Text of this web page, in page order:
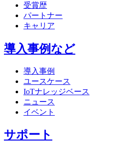
受賞歴
パートナー
キャリア
導入事例など
導入事例
ユースケース
IoTナレッジベース
ニュース
イベント
サポート